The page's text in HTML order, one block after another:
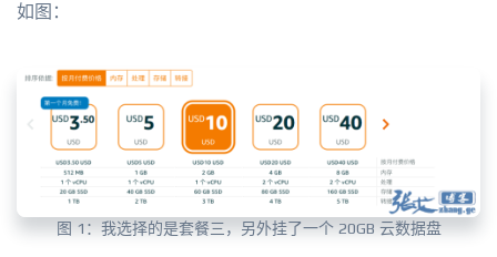
如图：
图 1：我选择的是套餐三，另外挂了一个 20GB 云数据盘